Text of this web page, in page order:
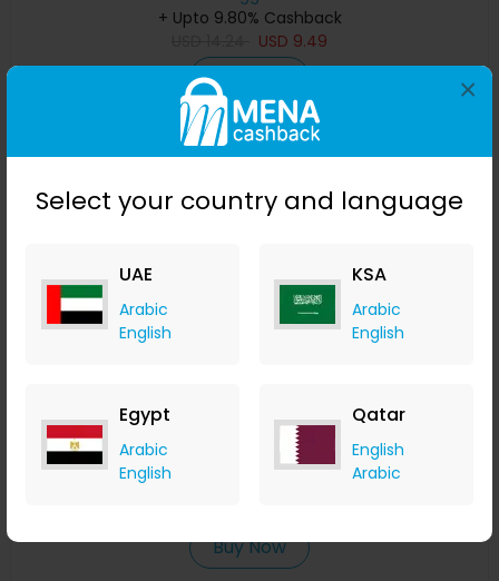
Select your country and language
UAE
Arabic
English
KSA
Arabic
English
Egypt
Arabic
English
Qatar
English
Arabic
×
+ Upto 9.80% Cashback
USD 9.49
Buy Now
مستوى ليزر 4D بـ 16 خطًا ، خط ليزر أخضر ، مستوٍ تلقائي ، خطوط
أفقية وعمودية بزاوية 360 درجة مع نصف بطارية للاستخدام الخا
Banggood
Buy Now